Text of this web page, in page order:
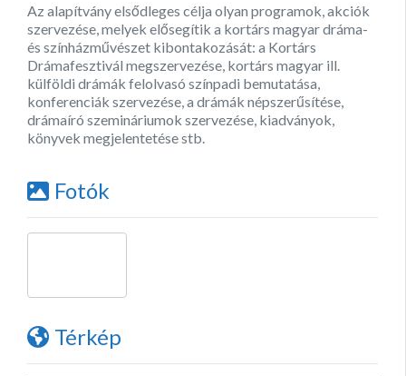
Az alapítvány elsődleges célja olyan programok, akciók
szervezése, melyek elősegítik a kortárs magyar dráma-
és színházművészet kibontakozását: a Kortárs
Drámafesztivál megszervezése, kortárs magyar ill.
külföldi drámák felolvasó színpadi bemutatása,
konferenciák szervezése, a drámák népszerűsítése,
drámaíró szemináriumok szervezése, kiadványok,
könyvek megjelentetése stb.
Fotók
Térkép